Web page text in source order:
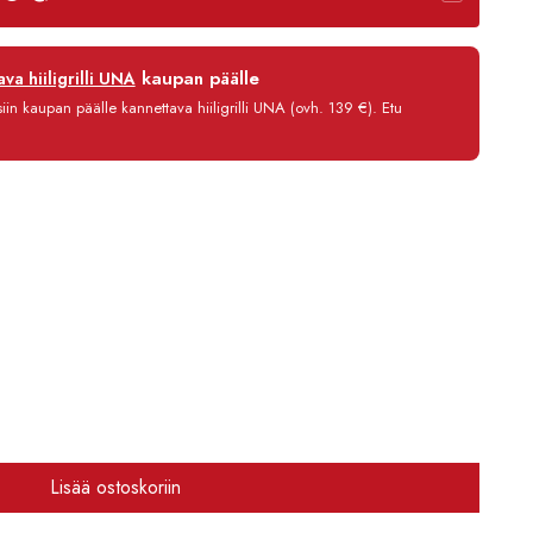
hiiligrilli UNAkaupan päälle
kaupan päälle kannettava hiiligrilli UNA (ovh. 139 €). Etu
Lisää ostoskoriin